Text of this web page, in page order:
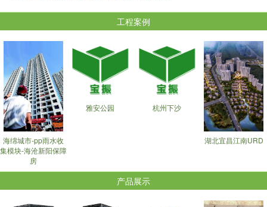
工程案例
海绵城市-pp雨水收
集模块-海沧新阳保障
房
雅安公园 杭州下沙
湖北宜昌江南URD
产品展示